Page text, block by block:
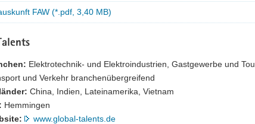
FAW (*.pdf, 3,40 MB)
Elektrotechnik- und Elektroindustrien, Gastgewerbe und
und Verkehr branchenübergreifend
China, Indien, Lateinamerika, Vietnam
Hemmingen
www.global-talents.de